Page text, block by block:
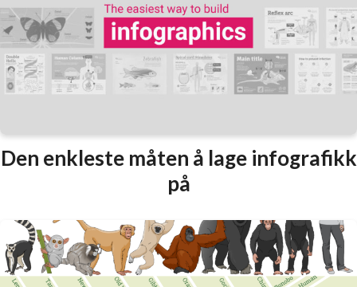
Den enkleste måten å lage infografikk
på